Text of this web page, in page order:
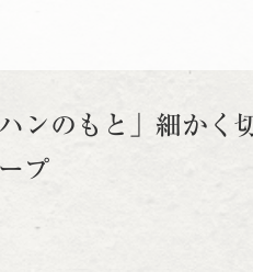
ンのもと」細かく
プ